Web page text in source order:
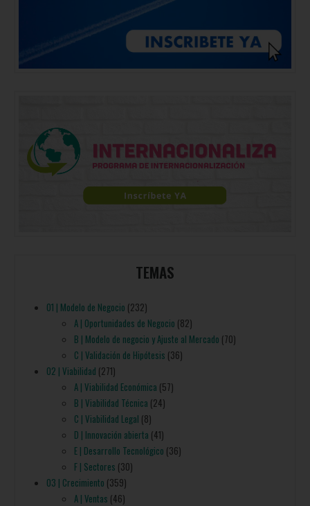
TEMAS
01 | Modelo de Negocio (232)
A | Oportunidades de Negocio (82)
B | Modelo de negocio y Ajuste al Mercado (70)
C | Validación de Hipótesis (36)
02 | Viabilidad (271)
A | Viabilidad Económica (57)
B | Viabilidad Técnica (24)
C | Viabilidad Legal (8)
D | Innovación abierta (41)
E | Desarrollo Tecnológico (36)
F | Sectores (30)
03 | Crecimiento (359)
A | Ventas (46)